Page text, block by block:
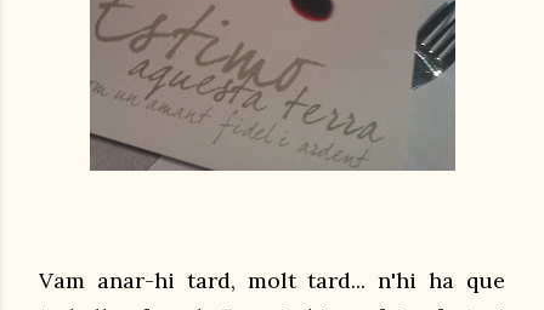
Vam anar-hi tard, molt tard... n'hi ha que